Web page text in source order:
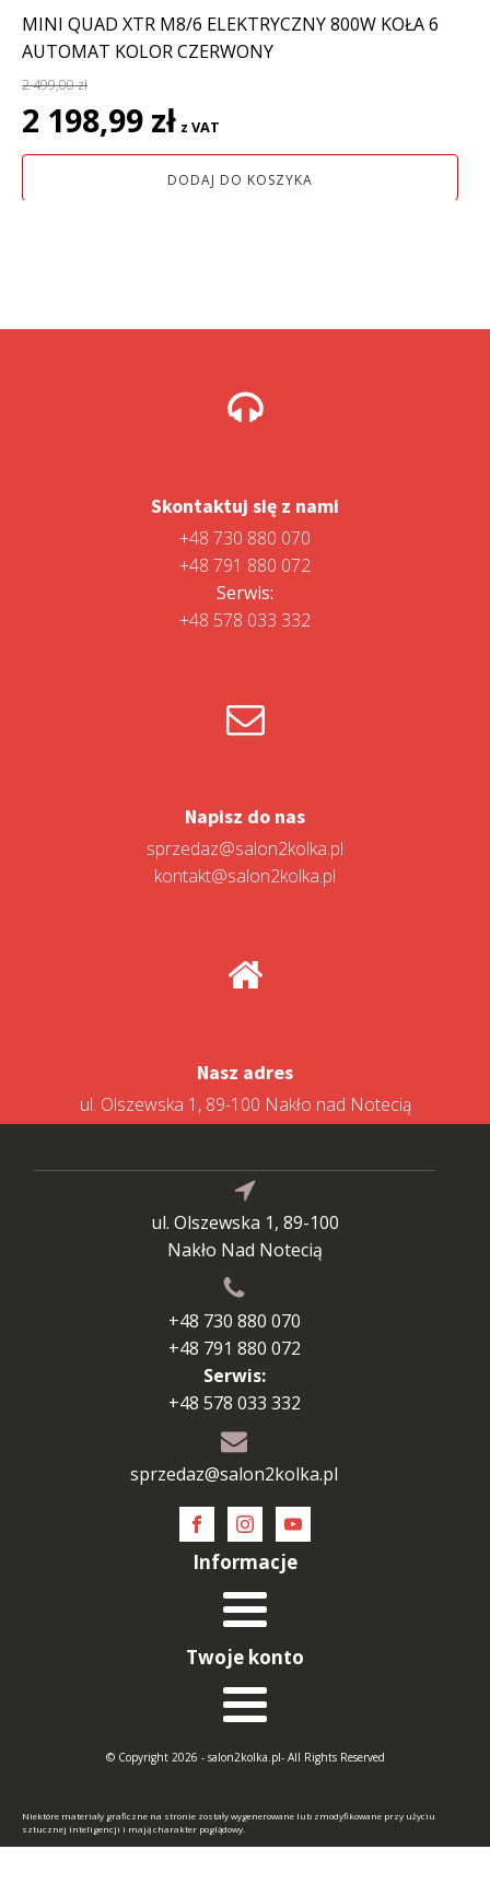
MINI QUAD XTR M8/6 ELEKTRYCZNY 800W KOŁA 6
AUTOMAT KOLOR CZERWONY
2 499,00zł
Pierwotna
cena
wynosiła:
2 198,99 zł cena
wynosi:
2
z VAT
DODAJ DO KOSZYKA
Skontaktuj się z nami
+48 730 880 070
+48 791 880 072
Serwis:
+48 578 033 332
Napisz do nas
sprzedaz@salon2kolka.pl
kontakt@salon2kolka.pl
Nasz adres
ul. Olszewska 1, 89-100 Nakło nad Notecią
ul. Olszewska 1, 89-100
Nakło Nad Notecią
+48 730 880 070
+48 791 880 072
Serwis:
+48 578 033 332
sprzedaz@salon2kolka.pl
Informacje
Twoje konto
© Copyright 2026 - salon2kolka.pl- All Rights Reserved
Niektóre materiały graficzne na stronie zostały wygenerowane lub zmodyfikowane przy użyciu
sztucznej inteligencji i mają charakter poglądowy.